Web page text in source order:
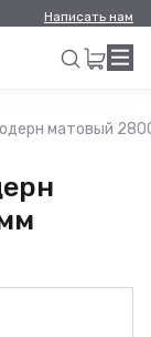
Написать нам
Искать
матовый